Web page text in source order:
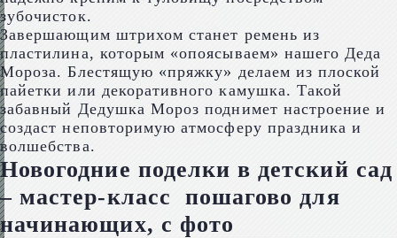
зубочисток.
Завершающим штрихом станет ремень из
пластилина, которым «опоясываем» нашего Деда
Мороза. Блестящую «пряжку» делаем из плоской
пайетки или декоративного камушка. Такой
забавный Дедушка Мороз поднимет настроение и
создаст неповторимую атмосферу праздника и
волшебства.
Новогодние поделки в детский сад
– мастер-класс пошагово для
начинающих, с фото